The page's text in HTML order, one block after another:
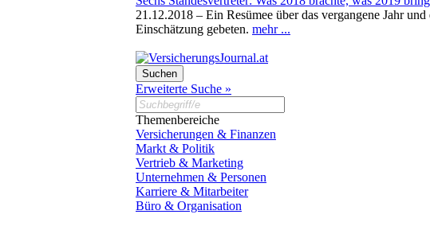
21.12.2018 – Ein Resümee über das vergangene Jahr
Einschätzung gebeten. mehr ...
Erweiterte Suche »
Themenbereiche
Versicherungen & Finanzen
Markt & Politik
Vertrieb & Marketing
Unternehmen & Personen
Karriere & Mitarbeiter
Büro & Organisation